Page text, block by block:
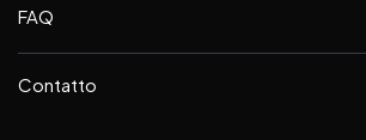
FAQ
Contatto